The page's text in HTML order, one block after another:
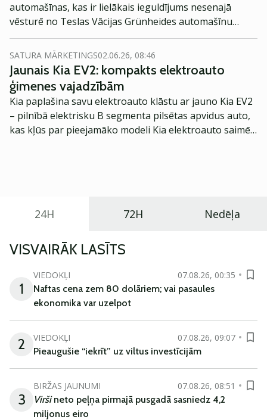
automašīnas, kas ir lielākais ieguldījums nesenajā
vēsturē no Teslas Vācijas Grünheides automašīnu
rūpnīcas, izmaksājot 5.5 mljrd. dolāru.
SATURA MĀRKETINGS02.06.26, 08:46
Jaunais Kia EV2: kompakts elektroauto
ģimenes vajadzībām
Kia paplašina savu elektroauto klāstu ar jauno Kia EV2
– pilnībā elektrisku B segmenta pilsētas apvidus auto,
kas kļūs par pieejamāko modeli Kia elektroauto saimē
24H 72H Nedēļa
VISVAIRĀK LASĪTS
1
VIEDOKĻI
07.08.26, 00:35
Naftas cena zem 80 dolāriem; vai pasaules
ekonomika var uzelpot
2 VIEDOKĻI
07.08.26, 09:07
Pieaugušie “iekrīt” uz viltus investīcijām
3
BIRŽAS JAUNUMI
07.08.26, 08:51
Viršineto peļņa pirmajā pusgadā sasniedz 4,2
miljonus eiro